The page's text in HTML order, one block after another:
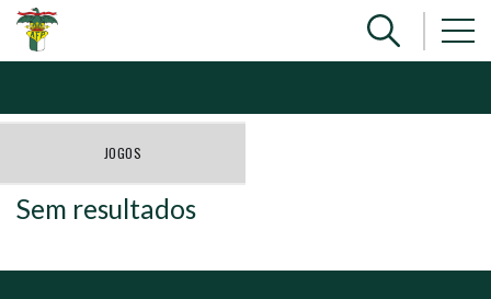
JOGOS
Sem resultados